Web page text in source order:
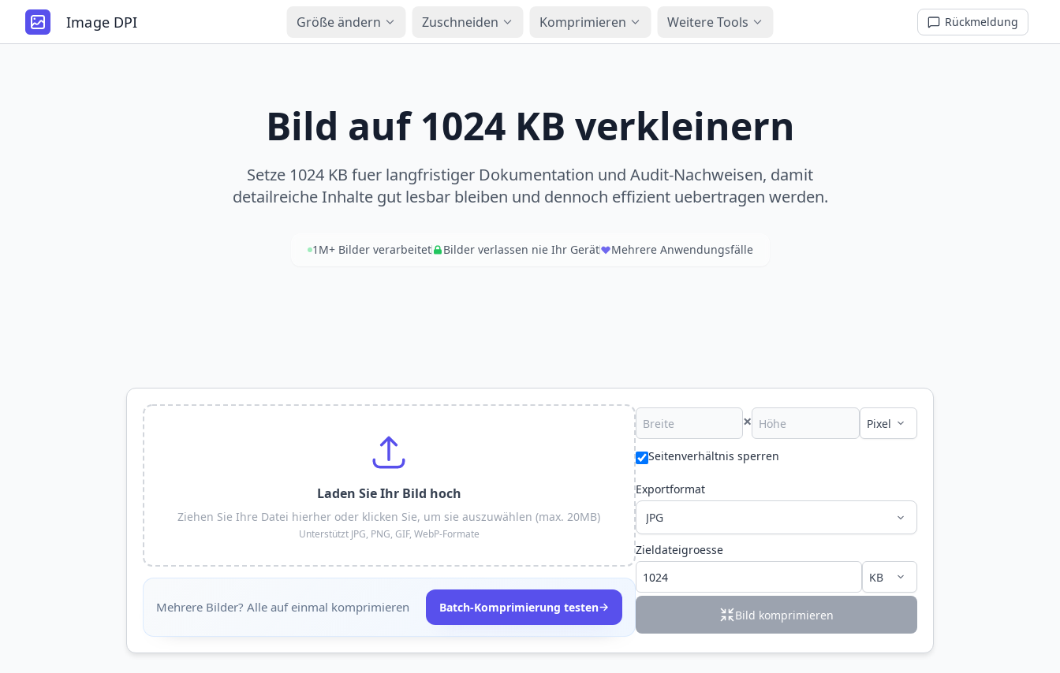
Image DPI Größe ändern Zuschneiden Komprimieren Weitere Tools Rückmeldung
Bild auf 1024 KB verkleinern
Setze 1024 KB fuer langfristiger Dokumentation und Audit-Nachweisen, damit
detailreiche Inhalte gut lesbar bleiben und dennoch effizient uebertragen werden.
1M+ Bilder verarbeitet Bilder verlassen nie Ihr Gerät Mehrere Anwendungsfälle
Laden Sie Ihr Bild hoch
Ziehen Sie Ihre Datei hierher oder klicken Sie, um sie auszuwählen (max. 20MB)
Unterstützt JPG, PNG, GIF, WebP-Formate
Mehrere Bilder? Alle auf einmal komprimieren Batch-Komprimierung testen→
×
Seitenverhältnis sperren
Exportformat
Zieldateigroesse
Bild komprimieren